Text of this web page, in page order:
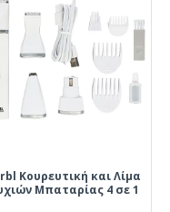
Κουρευτική και Λίμα
Μπαταρίας 4 σε 1